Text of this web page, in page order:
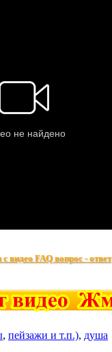
видео FAQ вопрос - ответ
, пейзажи и т.п.), душа